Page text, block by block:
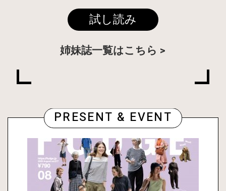
試し読み
姉妹誌一覧はこちら
PRESENT & EVENT